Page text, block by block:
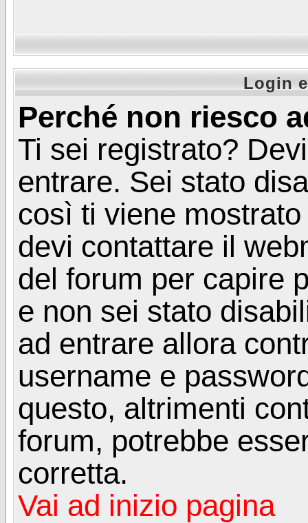
Login
Perché non riesco
Ti sei registrato?
entrare. Sei stato
così ti viene
devi contattare il
del forum per capire
e non sei stato
ad entrare allora
username e
questo, altrimenti
forum, potrebbe
corretta.
Vai ad inizio pagina